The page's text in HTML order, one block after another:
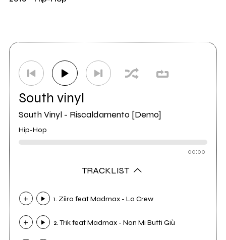
South vinyl
South Vinyl - Riscaldamento [Demo]
Hip-Hop
00:00
TRACKLIST
1. Ziiro feat Madmax - La Crew
2. Trik feat Madmax - Non Mi Butti Giù